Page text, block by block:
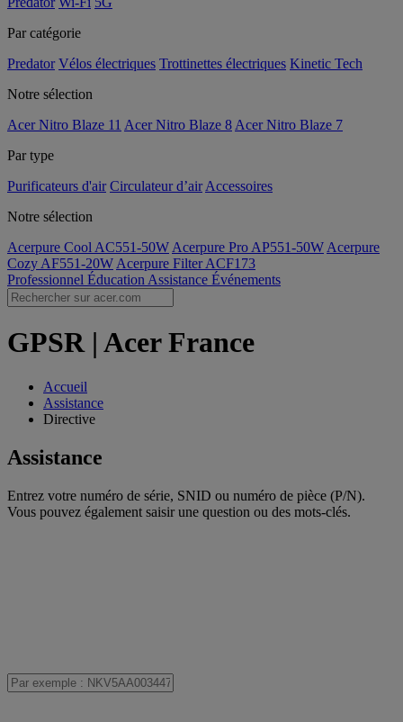
Par catégorie
Predator Vélos électriques Trottinettes électriques Kinetic Tech
Notre sélection
Acer Nitro Blaze 11 Acer Nitro Blaze 8 Acer Nitro Blaze 7
Par type
Purificateurs d'air Circulateur d’air Accessoires
Notre sélection
Acerpure Cool AC551-50W Acerpure Pro AP551-50W Acerpure
Cozy AF551-20W Acerpure Filter ACF173
Professionnel Éducation Assistance Événements
GPSR | Acer France
Accueil
Assistance
Directive
Assistance
Entrez votre numéro de série, SNID ou numéro de pièce (P/N).
Vous pouvez également saisir une question ou des mots-clés.